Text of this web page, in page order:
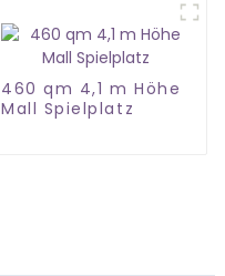
460 qm 4,1 m Höhe
Mall Spielplatz